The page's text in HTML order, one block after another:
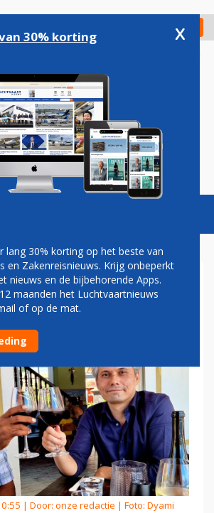
Check in
Podcasts Vacatures
BREIDT UIT
GEBIED
| Door: onze redactie | Foto: Dyami
30% korting x
lang 30% korting op het beste van
en Zakenreisnieuws. Krijg onbeperkt
nieuws en de bijbehorende Apps.
maanden het Luchtvaartnieuws
of op de mat.